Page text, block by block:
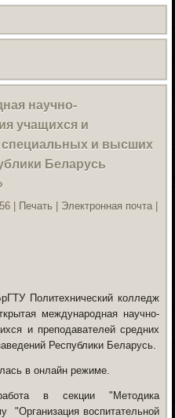
научно-
учащихся и
специальных и высших
Беларусь
Печать Электронная почта
Политехнический колледж
международная научно-
и преподавателей средних
Республики Беларусь.
в онлайн режиме.
в секции "Методика
"Организация воспитательной